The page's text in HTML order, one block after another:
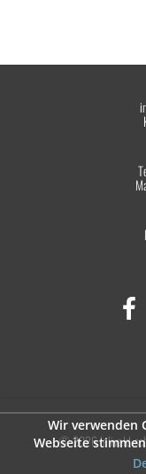
Wir verwenden
Webseite
© 2026 leliveld-